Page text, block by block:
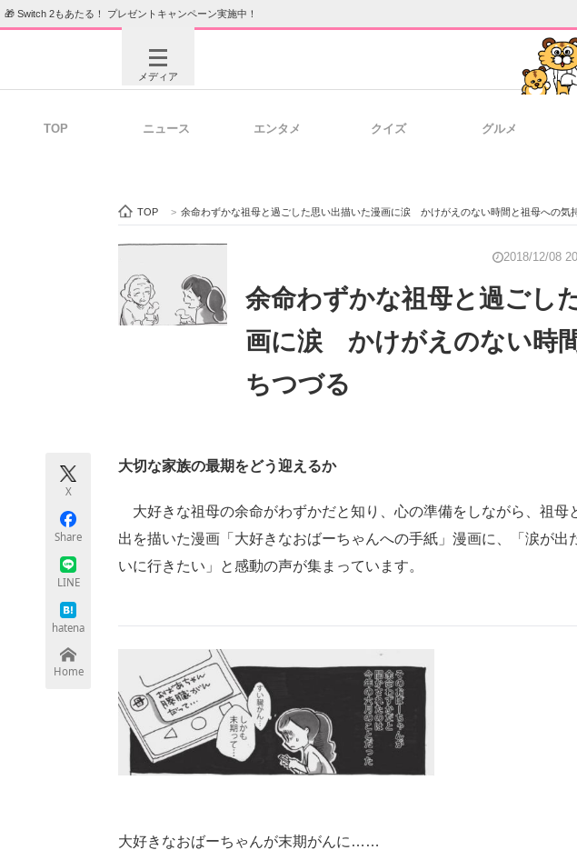
🎁 Switch 2もあたる！ プレゼントキャンペーン実施中！
メディア
ビジネスと働き方のヒント
ITエンジニア向け専門サイト 企業向けIT製品の総合サイト IT製
ちょっと気になるネットの話題
TOP ニュース エンタメ クイズ グルメ
TOP > 余命わずかな祖母と過ごした思い出描いた漫画に涙 かけがえのない時間と祖母への気
2018/12/08
余命わずかな祖母と過ごし
画に涙 かけがえのない時
ちつづる
X
Share
LINE
hatena
Home
大切な家族の最期をどう迎えるか
大好きな祖母の余命がわずかだと知り、心の準備をしながら、祖母
出を描いた漫画「大好きなおばーちゃんへの手紙」漫画に、「涙が出
いに行きたい」と感動の声が集まっています。
大好きなおばーちゃんが末期がんに……